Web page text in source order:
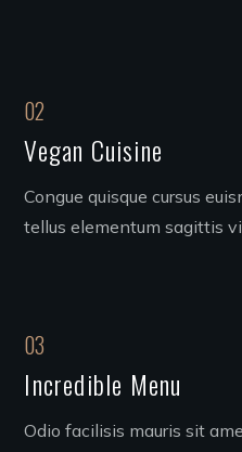
02
Vegan Cuisine
Congue quisque cursus
tellus elementum sagittis
03
Incredible Menu
Odio facilisis mauris sit